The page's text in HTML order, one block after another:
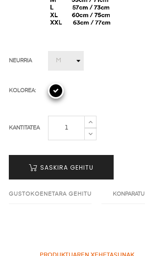
NEURRIA
KOLOREA:
KANTITATEA
SASKIRA GEHITU
GUSTOKOENETARA GEHITU KONPARATU